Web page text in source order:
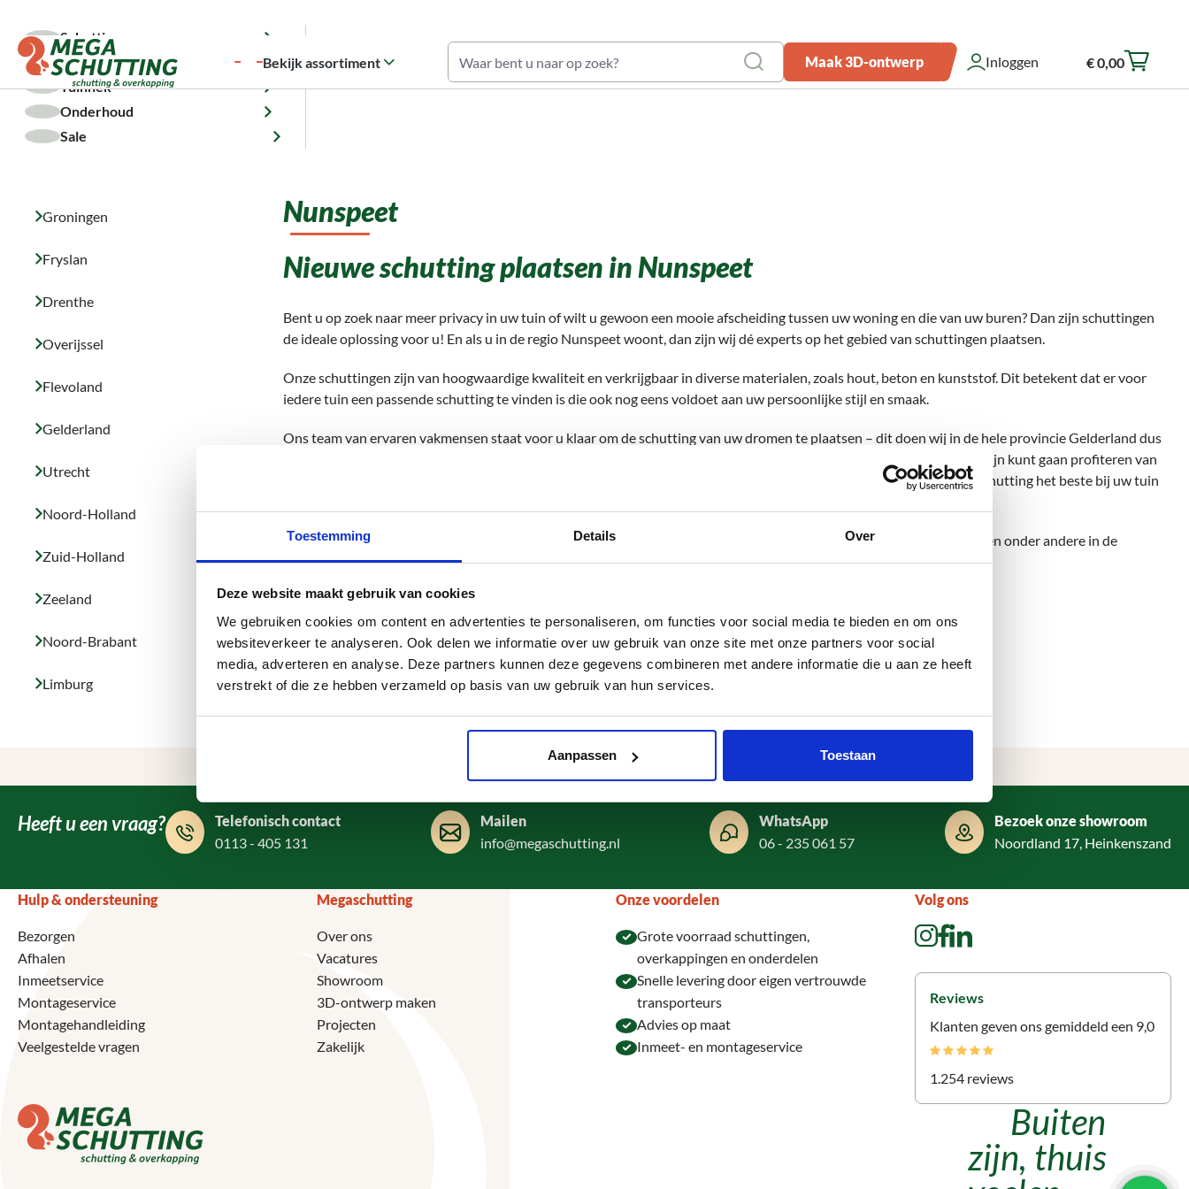
Toestemming Details Over
Deze website maakt gebruik van cookies
We gebruiken cookies om content en advertenties te personaliseren, om functies voor social media te bieden en om ons
websiteverkeer te analyseren. Ook delen we informatie over uw gebruik van onze site met onze partners voor social
media, adverteren en analyse. Deze partners kunnen deze gegevens combineren met andere informatie die u aan ze heeft
verstrekt of die ze hebben verzameld op basis van uw gebruik van hun services.
Aanpassen Toestaan
Bekijk assortiment Maak 3D-ontwerp Inloggen € 0,00
Schutting
Overkapping
Tuinhek
Onderhoud
Sale
Home Regio Nunspeet
Groningen
Fryslan
Drenthe
Overijssel
Flevoland
Gelderland
Utrecht
Noord-Holland
Zuid-Holland
Zeeland
Noord-Brabant
Limburg
Nunspeet
Nieuwe schutting plaatsen in Nunspeet
Bent u op zoek naar meer privacy in uw tuin of wilt u gewoon een mooie afscheiding tussen uw woning en die van uw buren? Dan zijn schuttingen
de ideale oplossing voor u! En als u in de regio Nunspeet woont, dan zijn wij dé experts op het gebied van schuttingen plaatsen.
Onze schuttingen zijn van hoogwaardige kwaliteit en verkrijgbaar in diverse materialen, zoals hout, beton en kunststof. Dit betekent dat er voor
iedere tuin een passende schutting te vinden is die ook nog eens voldoet aan uw persoonlijke stijl en smaak.
Ons team van ervaren vakmensen staat voor u klaar om de schutting van uw dromen te plaatsen – dit doen wij in de hele provincie Gelderland dus
ook in de gemeente Nunspeet. Wij zorgen voor een snelle en professionele levering en montage zodat u op korte termijn kunt gaan profiteren van
de (extra) privacy in uw tuin en van uw nieuwe schutting kunt genieten. En als u niet helemaal zeker weet welk type schutting het beste bij uw tuin
Dus, als u op zoek bent naar de beste schuttingen in Nunspeet, neem dan vandaag nog contact met ons op. Wij plaatsen onder andere in de
volgende plaatsen: Vierhouten, Nunspeet, Elspeet
Heeft u een vraag?
Telefonisch contact
0113 - 405 131
Mailen
info@megaschutting.nl
WhatsApp
06 - 235 061 57
Bezoek onze showroom
Noordland 17, Heinkenszand
Hulp & ondersteuning
Bezorgen
Afhalen
Inmeetservice
Montageservice
Montagehandleiding
Veelgestelde vragen
Megaschutting
Over ons
Vacatures
Showroom
3D-ontwerp maken
Projecten
Zakelijk
Onze voordelen
Grote voorraad schuttingen,
overkappingen en onderdelen
Snelle levering door eigen vertrouwde
transporteurs
Advies op maat
Inmeet- en montageservice
Volg ons
Reviews
Klanten geven ons gemiddeld een 9,0
1.254 reviews
Buiten
zijn, thuis